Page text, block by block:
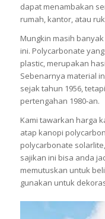
dapat menambakan
rumah, kantor, atau
Mungkin masih
ini. Polycarbonate
plastic, merupakan
Sebenarnya material
sejak tahun 1956,
pertengahan 1980-an.
Kami tawarkan harga
atap kanopi
polycarbonate
sajikan ini bisa anda
memutuskan untuk
gunakan untuk